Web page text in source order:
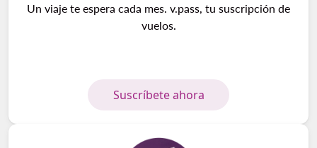
Un viaje te espera cada mes. v.pass, tu suscripción de
vuelos.
Suscríbete ahora